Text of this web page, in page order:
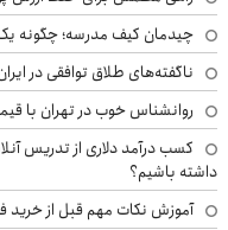
چیدمان کیف مدرسه؛ چگونه
ناگفته‌های طلاق توافقی در
روانشناس خوب در تهران با
کسب درآمد دلاری از تدریس
داشته باشیم؟
آموزش نکات مهم قبل از خرید